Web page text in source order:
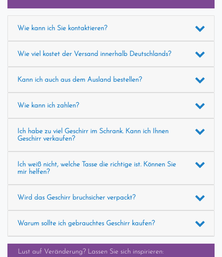
Wie kann ich Sie kontaktieren?
Wie viel kostet der Versand innerhalb Deutschlands?
Kann ich auch aus dem Ausland bestellen?
Wie kann ich zahlen?
Ich habe zu viel Geschirr im Schrank. Kann ich Ihnen
Geschirr verkaufen?
Ich weiß nicht, welche Tasse die richtige ist. Können Sie
mir helfen?
Wird das Geschirr bruchsicher verpackt?
Warum sollte ich gebrauchtes Geschirr kaufen?
Lust auf Veränderung? Lassen Sie sich inspirieren: